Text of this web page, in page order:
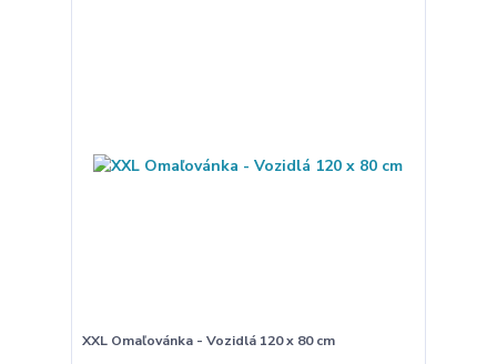
XXL Omaľovánka - Vozidlá 120 x 80 cm